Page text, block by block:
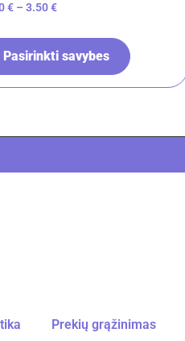
€ – 3.50€
Pasirinkti savybes
Prekių grąžinimas